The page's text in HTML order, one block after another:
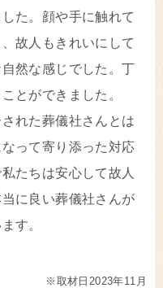
た。顔や手に触れて
故人もきれいにして
然な感じでした。丁
とができました。
れた葬儀社さんとは
って寄り添った対応
たちは安心して故人
に良い葬儀社さんが
す。
※取材日2023年11月